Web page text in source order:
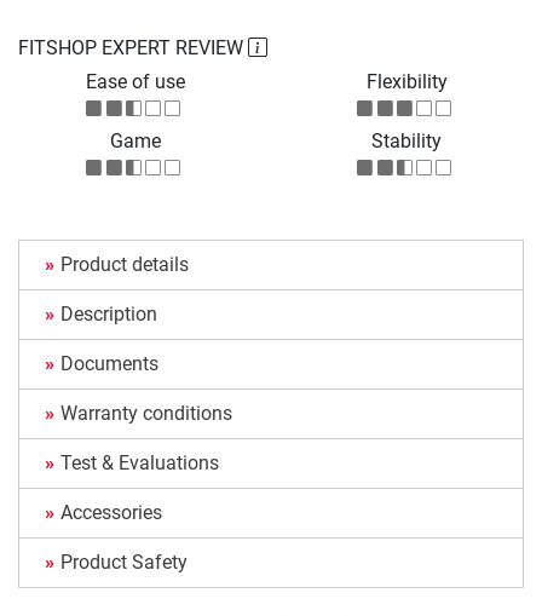
FITSHOP EXPERT REVIEW
Ease of use
Flexibility
Game Stability
Product details
Description
Documents
Warranty conditions
Test & Evaluations
Accessories
Product Safety